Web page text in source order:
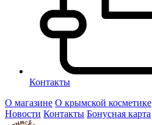
Контакты
О магазине О крымской косметике
Новости Контакты Бонусная карта